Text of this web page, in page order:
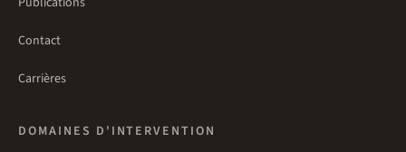
Contact
Carrières
DOMAINES D'INTERVENTION